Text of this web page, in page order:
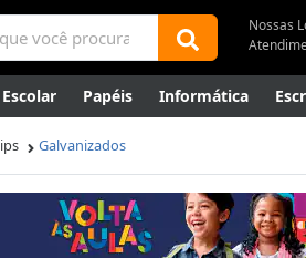
Nossas
Escolar Papéis Informática
Mídias Envelopes
Canetas Luxo
Galvanizados